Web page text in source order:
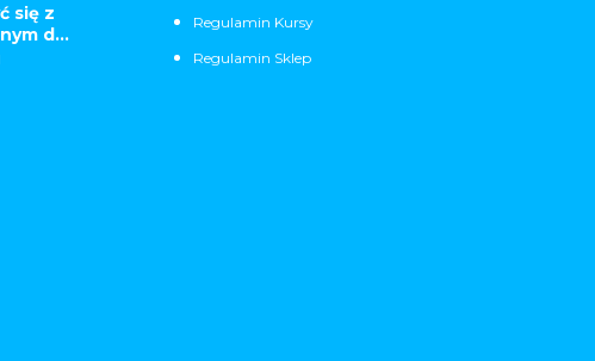
się z
d...
Regulamin Kursy
Regulamin Sklep